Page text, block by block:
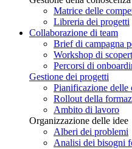
Matrice delle
Libreria dei progetti
Collaborazione di team
Brief di campagna
Workshop di
Percorsi di
Gestione dei progetti
Pianificazione delle
Rollout della
Ambito di lavoro
Organizzazione delle idee
Alberi dei problemi
Analisi dei bisogni